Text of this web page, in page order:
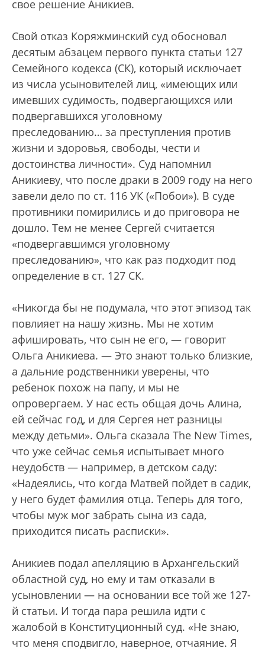
свое решение Аникиев.
Свой отказ Коряжминский суд обосновал
десятым абзацем первого пункта статьи 127
Семейного кодекса (СК), который исключает
из числа усыновителей лиц, «имеющих или
имевших судимость, подвергающихся или
подвергавшихся уголовному
преследованию… за преступления против
жизни и здоровья, свободы, чести и
достоинства личности». Суд напомнил
Аникиеву, что после драки в 2009 году на него
завели дело по ст. 116 УК («Побои»). В суде
противники помирились и до приговора не
дошло. Тем не менее Сергей считается
«подвергавшимся уголовному
преследованию», что как раз подходит под
определение в ст. 127 СК.
«Никогда бы не подумала, что этот эпизод так
повлияет на нашу жизнь. Мы не хотим
афишировать, что сын не его, — говорит
Ольга Аникиева. — Это знают только близкие,
а дальние родственники уверены, что
ребенок похож на папу, и мы не
опровергаем. У нас есть общая дочь Алина,
ей сейчас год, и для Сергея нет разницы
между детьми». Ольга сказала The New Times,
что уже сейчас семья испытывает много
неудобств — например, в детском саду:
«Надеялись, что когда Матвей пойдет в садик,
у него будет фамилия отца. Теперь для того,
чтобы муж мог забрать сына из сада,
приходится писать расписки».
Аникиев подал апелляцию в Архангельский
областной суд, но ему и там отказали в
усыновлении — на основании все той же 127-
й статьи. И тогда пара решила идти с
жалобой в Конституционный суд. «Не знаю,
что меня сподвигло, наверное, отчаяние. Я